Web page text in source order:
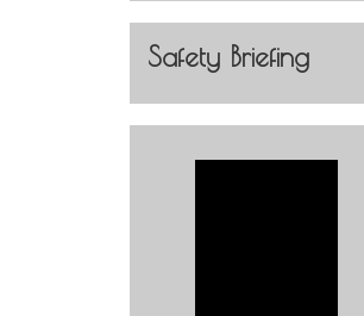
Safety Briefing